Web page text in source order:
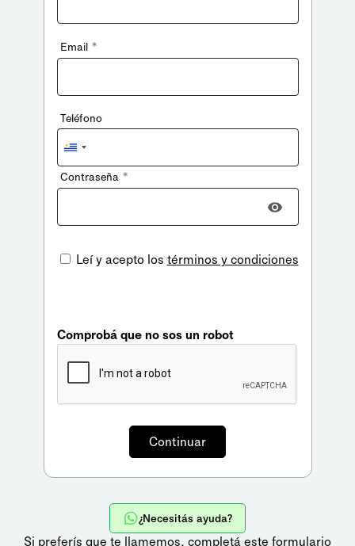
Email *
Teléfono
Uruguay
+598
Contraseña *
Leí y acepto los términos y condiciones
Comprobá que no sos un robot
¿Necesitás ayuda?
Si preferís que te llamemos, completá este formulario